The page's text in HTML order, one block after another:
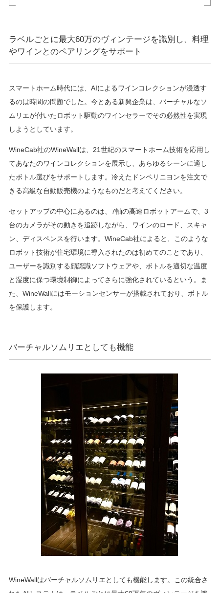
ラベルごとに最大60万のヴィンテージを識別し、料理
やワインとのペアリングをサポート
スマートホーム時代には、AIによるワインコレクションが浸透す
るのは時間の問題でした。今とある新興企業は、バーチャルなソ
ムリエが付いたロボット駆動のワインセラーでその必然性を実現
しようとしています。
WineCab社のWineWallは、21世紀のスマートホーム技術を応用し
てあなたのワインコレクションを展示し、あらゆるシーンに適し
たボトル選びをサポートします。冷えたドンペリニヨンを注文で
きる高級な自動販売機のようなものだと考えてください。
セットアップの中心にあるのは、7軸の高速ロボットアームで、3
台のカメラがその動きを追跡しながら、ワインのロード、スキャ
ン、ディスペンスを行います。WineCab社によると、このような
ロボット技術が住宅環境に導入されたのは初めてのことであり、
ユーザーを識別する顔認識ソフトウェアや、ボトルを適切な温度
と湿度に保つ環境制御によってさらに強化されているという。ま
た、WineWallにはモーションセンサーが搭載されており、ボトル
を保護します。
バーチャルソムリエとしても機能
WineWallはバーチャルソムリエとしても機能します。この統合さ